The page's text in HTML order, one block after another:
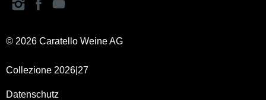
© 2026 Caratello Weine AG
Collezione 2026|27
Datenschutz